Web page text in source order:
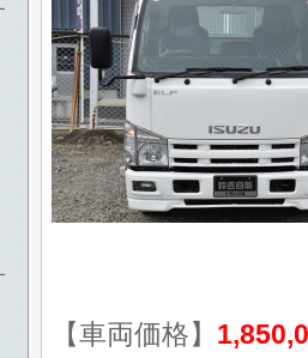
【車両価格】